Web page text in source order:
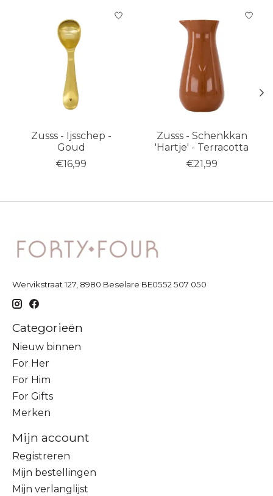
Items van productcarrousel
Zusss - Ijsschep -
Goud
€16,99
Zusss - Schenkkan
'Hartje' - Terracotta
€21,99
Wervikstraat 127, 8980 Beselare BE0552 507 050
Categorieën
Nieuw binnen
For Her
For Him
For Gifts
Merken
Mijn account
Registreren
Mijn bestellingen
Mijn verlanglijst